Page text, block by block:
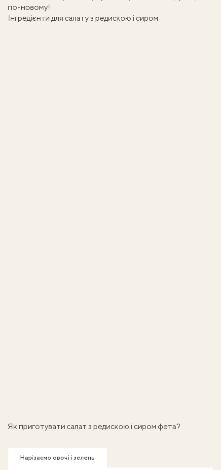
по-новому!
Інгредієнти для салату з редискою і сиром
Як приготувати салат з редискою і сиром фета?
Нарізаємо овочі і зелень